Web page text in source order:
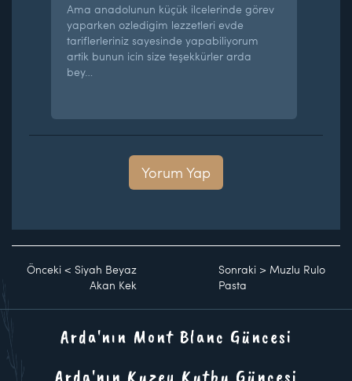
Ama anadolunun küçük ilcelerinde görev
yaparken ozledigim lezzetleri evde
tariflerleriniz sayesinde yapabiliyorum
artik bunun icin size teşekkürler arda
bey…
Yorum Yap
Önceki < Siyah Beyaz
Akan Kek
Sonraki > Muzlu Rulo
Pasta
Arda'nın Mont Blanc Güncesi
Arda'nın Kuzey Kutbu Güncesi